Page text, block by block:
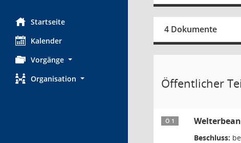
Startseite
Kalender
Vorgänge
Organisation
4 Dokumente
Öffentlicher
Ö 1
Beschluss: